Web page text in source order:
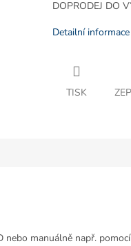
DOPRODEJ DO
Detailní informace
TISK
nebo manuálně např. pomocí